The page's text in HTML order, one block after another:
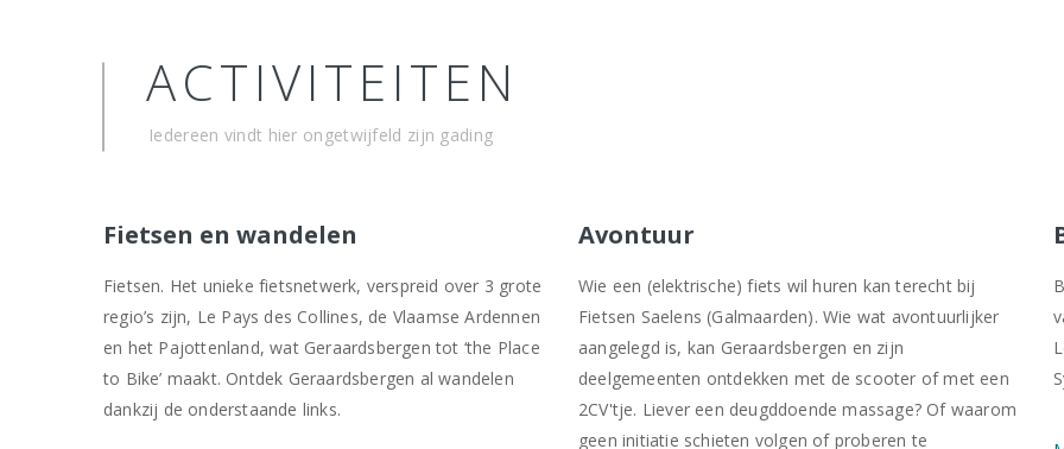
ACTIVITEITEN
Iedereen vindt hier ongetwijfeld zijn gading
Fietsen en wandelen
Fietsen. Het unieke fietsnetwerk, verspreid over 3 grote
regio’s zijn, Le Pays des Collines, de Vlaamse Ardennen
en het Pajottenland, wat Geraardsbergen tot ‘the Place
to Bike’ maakt. Ontdek Geraardsbergen al wandelen
dankzij de onderstaande links.
Avontuur
Wie een (elektrische) fiets wil huren kan terecht bij
Fietsen Saelens (Galmaarden). Wie wat avontuurlijker
aangelegd is, kan Geraardsbergen en zijn
deelgemeenten ontdekken met de scooter of met een
2CV'tje. Liever een deugddoende massage? Of waarom
geen initiatie schieten volgen of proberen te